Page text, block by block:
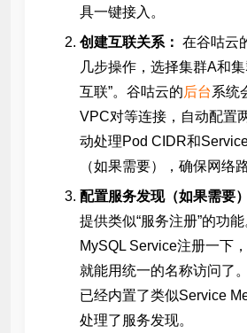
具一键接入。
创建互联关系： 在谷咕云
几步操作，选择集群A和
互联”。谷咕云的后台系统
VPC对等连接，自动配置
动处理Pod CIDR和
（如果需要），确保网络
配置服务发现（如果需要
提供类似“服务注册”的功
MySQL Service注册一下
就能用统一的名称访问了
已经内置了类似Service
处理了服务发现。